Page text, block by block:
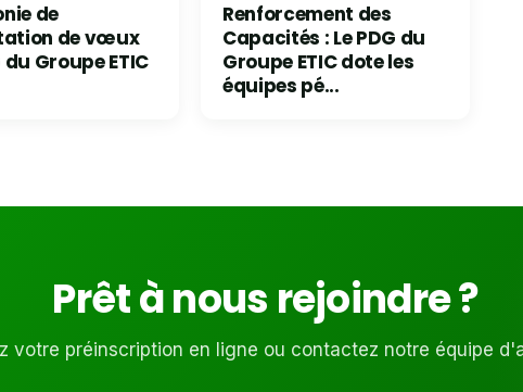
de
de vœux
du Groupe ETIC
Renforcement des
Capacités : Le PDG du
Groupe ETIC dote les
équipes pé...
Prêt à nous rejoindre ?
votre préinscription en ligne ou contactez notre équipe